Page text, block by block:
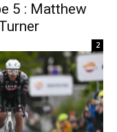
5 : Matthew
2